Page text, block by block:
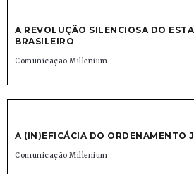
A REVOLUÇÃO SILENCIOSA DO
BRASILEIRO
Comunicação Millenium
A (IN)EFICÁCIA DO ORDENAMENTO
Comunicação Millenium